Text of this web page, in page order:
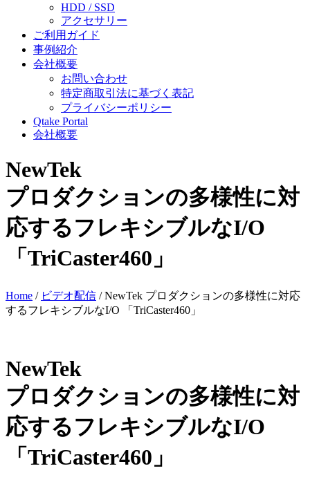
HDD / SSD
アクセサリー
ご利用ガイド
事例紹介
会社概要
お問い合わせ
特定商取引法に基づく表記
プライバシーポリシー
Qtake Portal
会社概要
NewTek
プロダクションの多様性に対
応するフレキシブルなI/O
「TriCaster460」
Home / ビデオ配信 / NewTek プロダクションの多様性に対応
するフレキシブルなI/O 「TriCaster460」
NewTek
プロダクションの多様性に対
応するフレキシブルなI/O
「TriCaster460」